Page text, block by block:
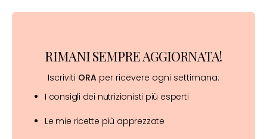
RIMANI SEMPRE AGGIORNATA!
Iscriviti ORA per ricevere ogni settimana:
I consigli dei nutrizionisti più esperti
Le mie ricette più apprezzate